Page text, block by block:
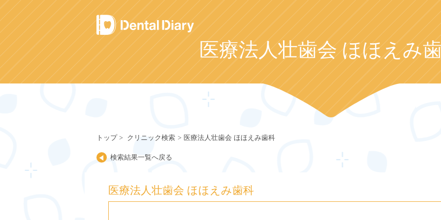
Skip
to
content
医療法人壮歯会 ほほえみ
トップ クリニック検索 医療法人壮歯会 ほほえみ歯科
検索結果一覧へ戻る
医療法人壮歯会 ほほえみ歯科